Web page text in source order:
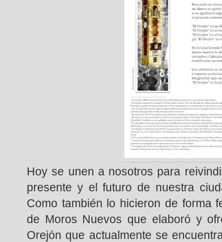
Hoy se unen a nosotros para
presente y el futuro de nuestra
Como también lo hicieron de forma
de Moros Nuevos que elaboró y
Orejón que actualmente se